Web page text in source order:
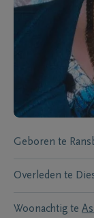
Geboren te
Overleden te
Woonachtig te